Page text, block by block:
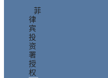
菲
律
宾
投
资
署
授
权